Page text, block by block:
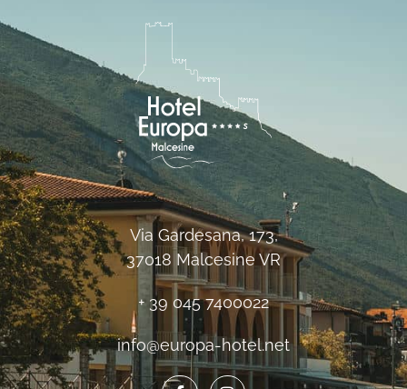
Via Gardesana, 173,
37018 Malcesine VR
+ 39 045 7400022
info@europa-hotel.net